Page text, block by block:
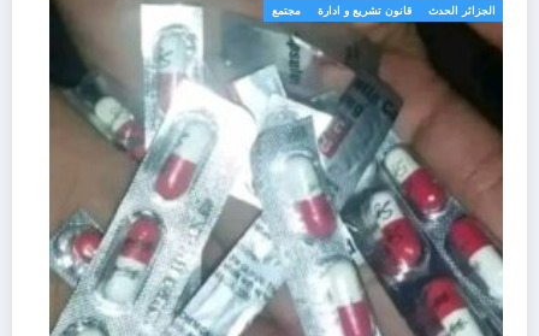
الجزائر الحدث قانون تشريع و ادارة